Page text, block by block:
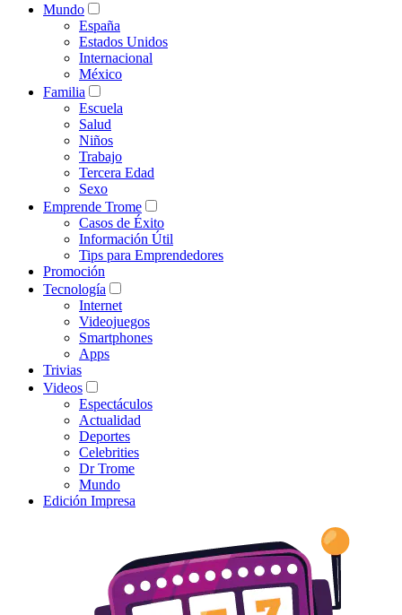
Mundo
España
Estados Unidos
Internacional
México
Familia
Escuela
Salud
Niños
Trabajo
Tercera Edad
Sexo
Emprende Trome
Casos de Éxito
Información Útil
Tips para Emprendedores
Promoción
Tecnología
Internet
Videojuegos
Smartphones
Apps
Trivias
Videos
Espectáculos
Actualidad
Deportes
Celebrities
Dr Trome
Mundo
Edición Impresa